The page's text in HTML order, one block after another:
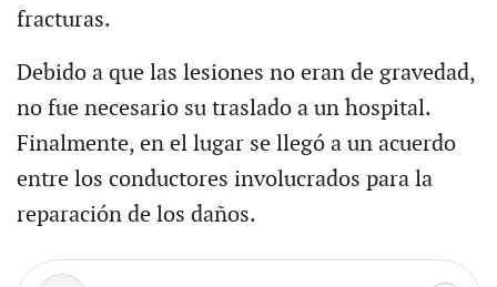
fracturas.
Debido a que las lesiones no eran de gravedad,
no fue necesario su traslado a un hospital.
Finalmente, en el lugar se llegó a un acuerdo
entre los conductores involucrados para la
reparación de los daños.